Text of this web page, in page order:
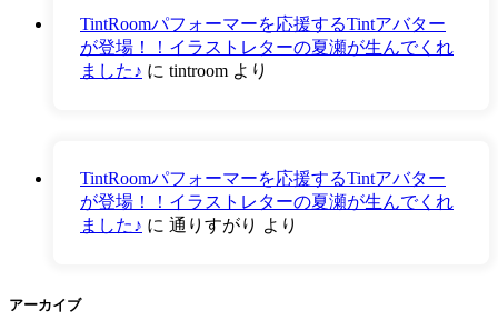
TintRoomパフォーマーを応援するTintアバター
が登場！！イラストレターの夏瀬が生んでくれ
ました♪ に tintroom より
TintRoomパフォーマーを応援するTintアバター
が登場！！イラストレターの夏瀬が生んでくれ
ました♪ に 通りすがり より
アーカイブ